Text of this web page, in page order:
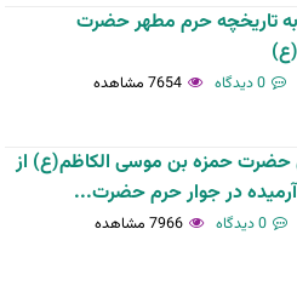
تاریخچه حرم مطهر حضرت
0 دیدگاه 7654 مشاهده
حضرت حمزه بن موسی الکاظم(ع) از
آرمیده در جوار حرم حضرت...
0 دیدگاه 7966 مشاهده